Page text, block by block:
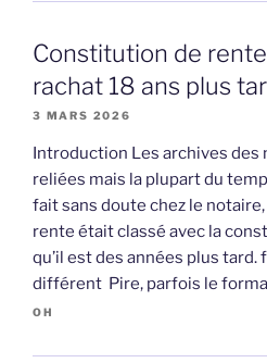
Constitution de
rachat 18 ans plus
3 MARS 2026
Introduction Les archives
reliées mais la plupart du
fait sans doute chez le notaire,
rente était classé avec la
qu’il est des années plus
différent Pire, parfois le
OH